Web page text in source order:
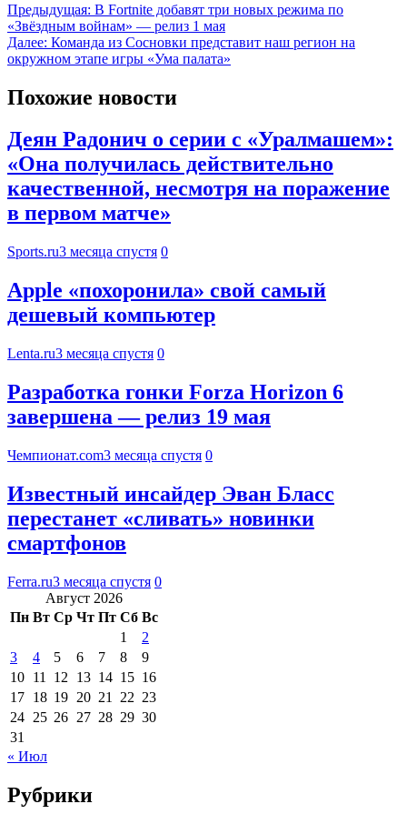
Предыдущая: В Fortnite добавят три новых режима по
«Звёздным войнам» — релиз 1 мая
Далее: Команда из Сосновки представит наш регион на
окружном этапе игры «Ума палата»
Похожие новости
Деян Радонич о серии с «Уралмашем»:
«Она получилась действительно
качественной, несмотря на поражение
в первом матче»
Sports.ru3 месяца спустя 0
Apple «похоронила» свой самый
дешевый компьютер
Lenta.ru3 месяца спустя 0
Разработка гонки Forza Horizon 6
завершена — релиз 19 мая
Чемпионат.com3 месяца спустя 0
Известный инсайдер Эван Бласс
перестанет «сливать» новинки
смартфонов
Ferra.ru3 месяца спустя 0
Август 2026
Пн Вт Ср Чт Пт Сб Вс
1
2
3
4 5 6 7 8
9
10 11 12 13 14 15 16
17 18 19 20 21 22 23
24 25 26 27 28 29 30
31
« Июл
Рубрики